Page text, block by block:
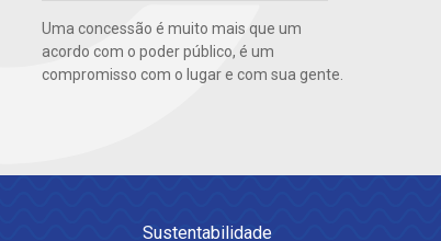
Uma concessão é muito mais que um
acordo com o poder público, é um
compromisso com o lugar e com sua gente.
Sustentabilidade